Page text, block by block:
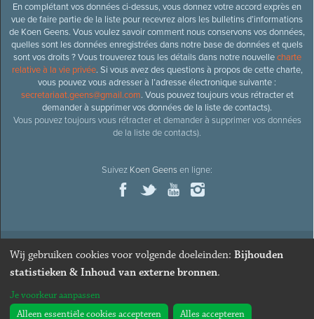
En complétant vos données ci-dessus, vous donnez votre accord exprès en
vue de faire partie de la liste pour recevrez alors les bulletins d’informations
de Koen Geens. Vous voulez savoir comment nous conservons vos données,
quelles sont les données enregistrées dans notre base de données et quels
sont vos droits ? Vous trouverez tous les détails dans notre nouvellecharte
relative à la vie privée. Si vous avez des questions à propos de cette charte,
vous pouvez vous adresser à l’adresse électronique suivante :
secretariaat.geens@gmail.com. Vous pouvez toujours vous rétracter et
demander à supprimer vos données de la liste de contacts).
Vous pouvez toujours vous rétracter et demander à supprimer vos données
de la liste de contacts).
Suivez Koen Geensen ligne:
© 2026Ancien ministre et député honoraire
Webdesign & développement par Zenjoy de Louvain
Wij gebruiken cookies voor volgende doeleinden: Bijhouden
statistieken & Inhoud van externe bronnen.
Je voorkeur aanpassen
Alleen essentiële cookies accepteren
Alles accepteren